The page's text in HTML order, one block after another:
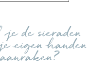
de sieraden
eigen handen
aanraken?